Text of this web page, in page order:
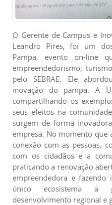
O Gerente de Campus e
Leandro Pires, foi um
Pampa, evento on-line
empreendedorismo,
pelo SEBRAE. Ele
inovação do pampa. A
compartilhando os
seus efeitos na
surgem de forma
empresa. No momento que
conexão com as pessoas,
com os cidadãos e a
praticando a renovação
empreendedora e
único ecosistema a
desenvolvimento regional e